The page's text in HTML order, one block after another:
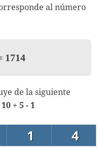
al número
1714
de la siguiente
+ 5 - 1
1 4